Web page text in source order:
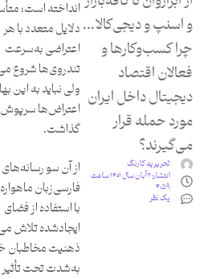
و اسنپ و دیجی‌کالا...
چرا کسب‌وکارها و
فعالان اقتصاد
دیجیتال داخل ایران
مورد حمله قرار
می‌گیرند؟
تحریریه کارنگ
انتشار:
۲ آبان سال ۱۴۰۱ ساعت
۴:۵۹
یک نظر
انداخته است؛
دلایل متعدد با هر
اعتراضی به‌سرعت
تندروی‌ها شروع
ولی نباید به این
اعتراض‌ها سرپوش
گذاشت.
از آن سو رسانه‌های
فارسی‌زبان
با استفاده از فضای
ایجادشده تلاش
ذهنیت مخاطبان
به‌شدت تحت تأثیر